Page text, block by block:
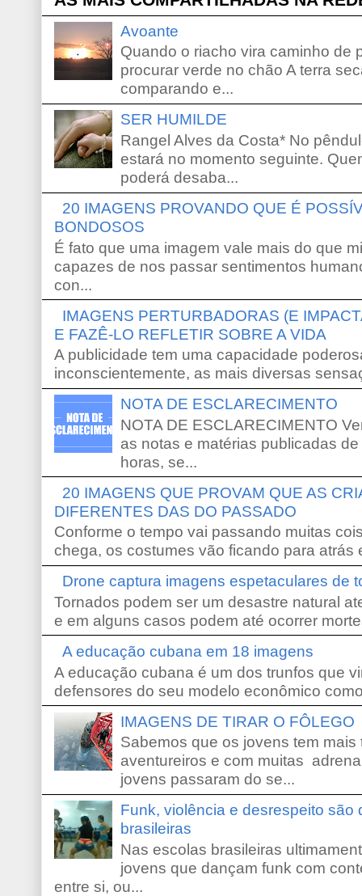
Avoante
Quando o riacho vira caminho de
procurar verde no chão A terra
comparando e...
SER HUMILDE
Rangel Alves da Costa* No
estará no momento seguinte.
poderá desaba...
20 IMAGENS PROVANDO QUE É
BONDOSOS
É fato que uma imagem vale mais do que
capazes de nos passar sentimentos
con...
IMAGENS PERTURBADORAS (E
E FAZÊ-LO REFLETIR SOBRE A VIDA
A publicidade tem uma capacidade
inconscientemente, as mais diversas
NOTA DE ESCLARECIMENTO
NOTA DE ESCLARECIMENTO
as notas e matérias publicadas
horas, se...
20 IMAGENS QUE PROVAM QUE AS
DIFERENTES DAS DO PASSADO
Conforme o tempo vai passando muitas
chega, os costumes vão ficando para atrás
Drone captura imagens espetaculares de
Tornados podem ser um desastre natural
e em alguns casos podem até ocorrer
A educação cubana em 18 imagens
A educação cubana é um dos trunfos que
defensores do seu modelo econômico
IMAGENS DE TIRAR O FÔLEGO
Sabemos que os jovens tem
aventureiros e com muitas
jovens passaram do se...
Funk, violência e desrespeito são
brasileiras
Nas escolas brasileiras
jovens que dançam funk com
entre si, ou...